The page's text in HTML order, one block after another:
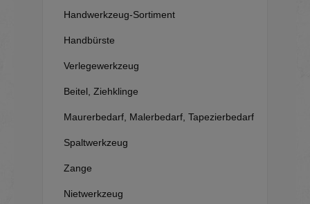
Handwerkzeug-Sortiment
Handbürste
Verlegewerkzeug
Beitel, Ziehklinge
Maurerbedarf, Malerbedarf, Tapezierbedarf
Spaltwerkzeug
Zange
Nietwerkzeug